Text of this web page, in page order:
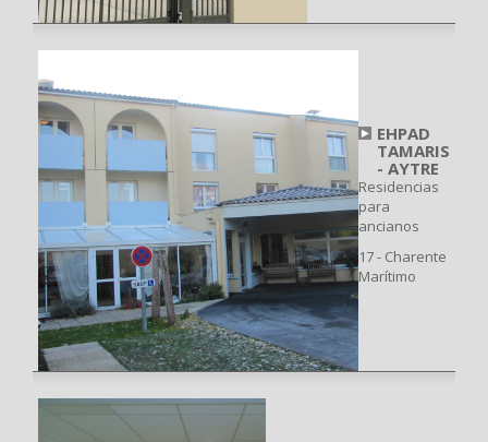
EHPAD
TAMARIS
- AYTRE
Residencias
para
ancianos
17 - Charente
Marítimo